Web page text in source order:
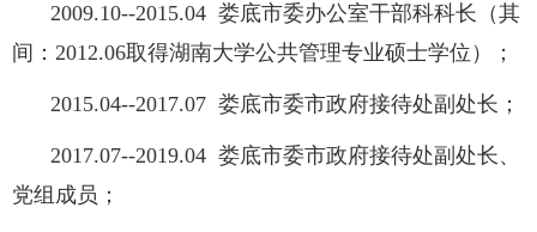
2009.10--2015.04 娄底市委办公室干部科科长（其
间：2012.06取得湖南大学公共管理专业硕士学位）；
2015.04--2017.07 娄底市委市政府接待处副处长；
2017.07--2019.04 娄底市委市政府接待处副处长、
党组成员；